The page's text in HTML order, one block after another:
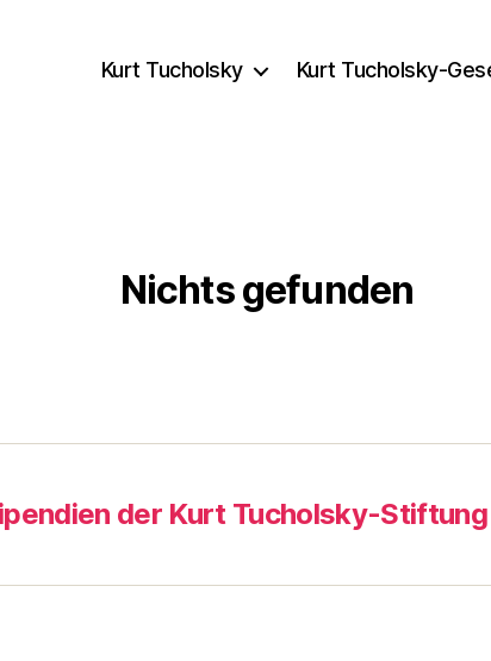
Kurt Tucholsky Kurt Tucholsky-
Nichts gefunden
der Kurt Tucholsky-Stiftung